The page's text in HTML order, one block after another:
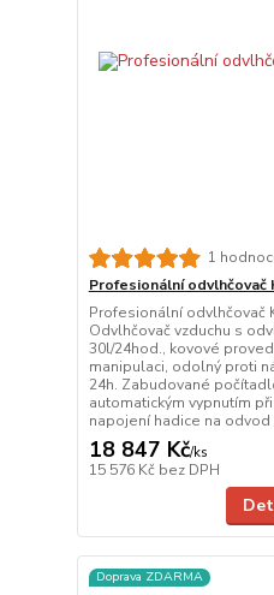
1
Profesionální odvlhčovač
Profesionální odvlhčovač
Odvlhčovač vzduchu s
30l/24hod., kovové
manipulaci, odolný proti
24h. Zabudované
automatickým vypnutím
napojení hadice na odvod
18 847 Kč/ks
15 576 Kč bez DPH
Doprava ZDARMA